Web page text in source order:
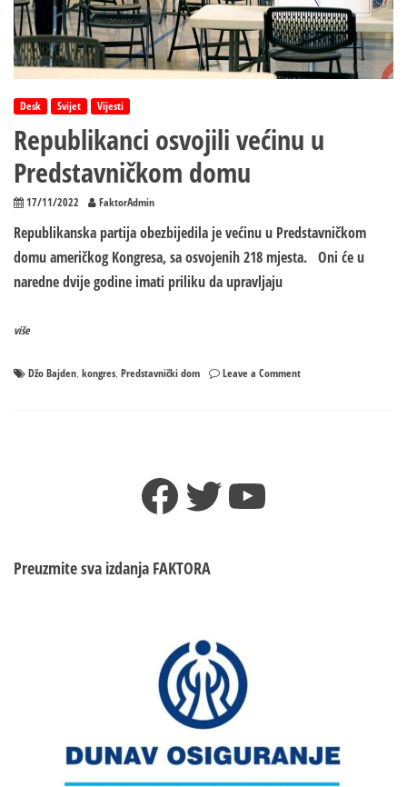
Desk Svijet Vijesti
Republikanci osvojili većinu u
Predstavničkom domu
17/11/2022 FaktorAdmin
Republikanska partija obezbijedila je većinu u Predstavničkom
domu američkog Kongresa, sa osvojenih 218 mjesta. Oni će u
naredne dvije godine imati priliku da upravljaju
više
Džo Bajden, kongres, Predstavnički dom Leave a Commenton
Facebook
TwitterYouTube
Preuzmite sva izdanja FAKTORA